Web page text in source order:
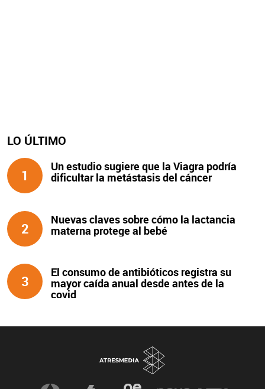
LO ÚLTIMO
1
Un estudio sugiere que la Viagra podría
dificultar la metástasis del cáncer
2
Nuevas claves sobre cómo la lactancia
materna protege al bebé
3
El consumo de antibióticos registra su
mayor caída anual desde antes de la
covid